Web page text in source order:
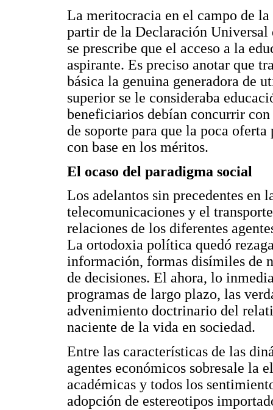
La meritocracia en el campo de
partir de la Declaración Universal
se prescribe que el acceso a la
aspirante. Es preciso anotar que
básica la genuina generadora de
superior se le consideraba
beneficiarios debían concurrir
de soporte para que la poca
con base en los méritos.
El ocaso del paradigma social
Los adelantos sin precedentes en
telecomunicaciones y el
relaciones de los diferentes
La ortodoxia política quedó
información, formas disímiles de
de decisiones. El ahora, lo
programas de largo plazo, las
advenimiento doctrinario del
naciente de la vida en sociedad.
Entre las características de las
agentes económicos sobresale la
académicas y todos los
adopción de estereotipos